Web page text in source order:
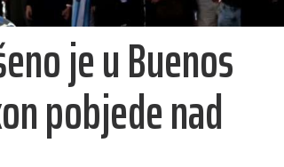
je u Buenos
pobjede nad